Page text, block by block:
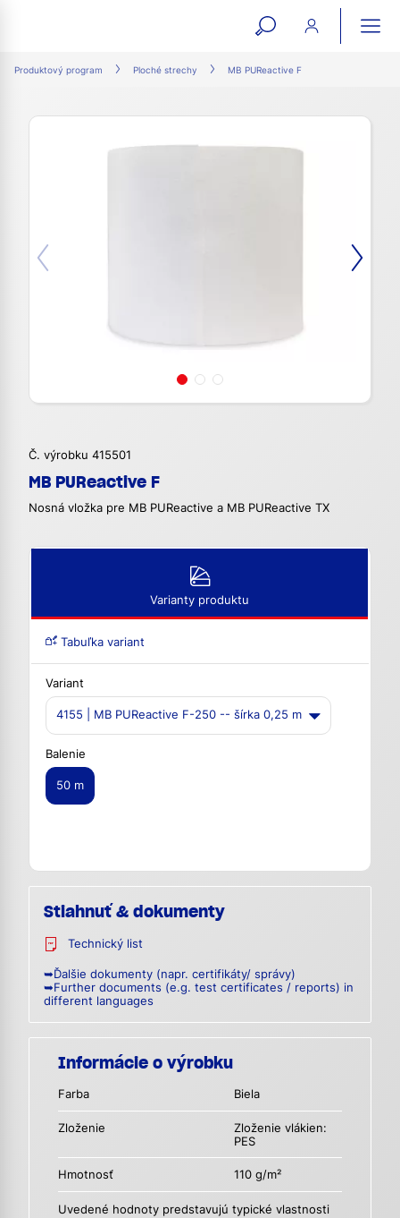
open
search
Produktový program Ploché strechy MB PUReactive F
Č. výrobku 415501
MB PUReactive F
Nosná vložka pre MB PUReactive a MB PUReactive TX
Varianty produktu
Tabuľka variant
Variant
4155 | MB PUReactive F-250 -- šírka 0,25 m
Balenie
50 m
Stiahnuť & dokumenty
Technický list
➥Ďalšie dokumenty (napr. certifikáty/ správy)
➥Further documents (e.g. test certificates / reports) in
different languages
Informácie o výrobku
Farba Biela
Zloženie
Zloženie vlákien:
PES
Hmotnosť 110 g/m²
Uvedené hodnoty predstavujú typické vlastnosti